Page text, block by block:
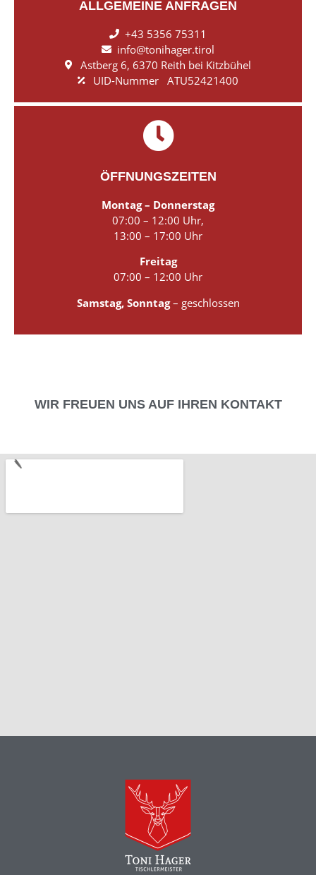
ALLGEMEINE ANFRAGEN
+43 5356 75311
info@tonihager.tirol
Astberg 6, 6370 Reith bei Kitzbühel
UID-Nummer ATU52421400
ÖFFNUNGSZEITEN
Montag – Donnerstag
07:00 – 12:00 Uhr,
13:00 – 17:00 Uhr
Freitag
07:00 – 12:00 Uhr
Samstag, Sonntag– geschlossen
WIR FREUEN UNS AUF IHREN KONTAKT